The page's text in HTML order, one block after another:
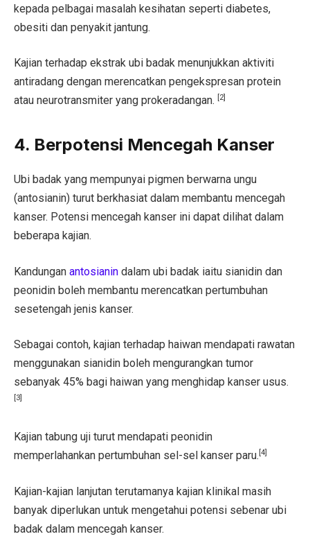
kepada pelbagai masalah kesihatan seperti diabetes,
obesiti dan penyakit jantung.
Kajian terhadap ekstrak ubi badak menunjukkan aktiviti
antiradang dengan merencatkan pengekspresan protein
atau neurotransmiter yang prokeradangan.
[2]
4. Berpotensi Mencegah Kanser
Ubi badak yang mempunyai pigmen berwarna ungu
(antosianin) turut berkhasiat dalam membantu mencegah
kanser. Potensi mencegah kanser ini dapat dilihat dalam
beberapa kajian.
Kandungan antosianin dalam ubi badak iaitu sianidin dan
peonidin boleh membantu merencatkan pertumbuhan
sesetengah jenis kanser.
Sebagai contoh, kajian terhadap haiwan mendapati rawatan
menggunakan sianidin boleh mengurangkan tumor
sebanyak 45% bagi haiwan yang menghidap kanser usus.
[3]
Kajian tabung uji turut mendapati peonidin
memperlahankan pertumbuhan sel-sel kanser paru. [4]
Kajian-kajian lanjutan terutamanya kajian klinikal masih
banyak diperlukan untuk mengetahui potensi sebenar ubi
badak dalam mencegah kanser.